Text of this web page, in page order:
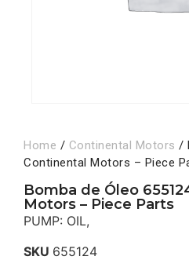
Home / Continental Motors /
Continental Motors – Piece
Bomba de Óleo
Motors – Piece Parts
PUMP: OIL,
SKU 655124